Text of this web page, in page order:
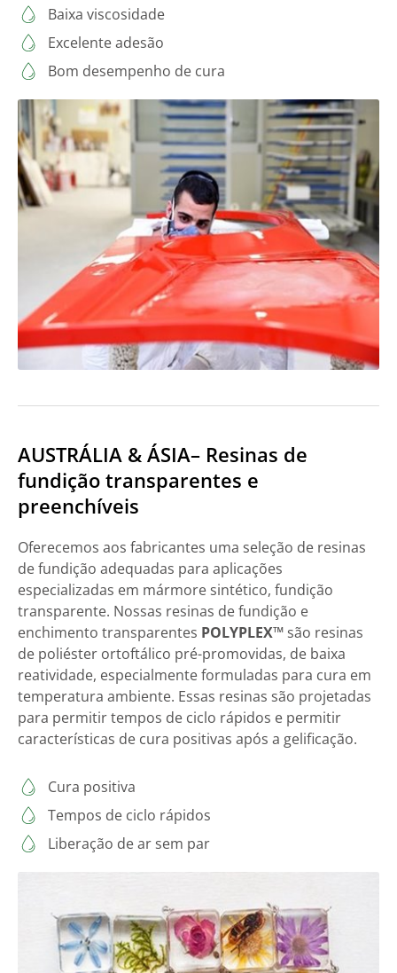
Baixa viscosidade
Excelente adesão
Bom desempenho de cura
AUSTRÁLIA & ÁSIA– Resinas de
fundição transparentes e
preenchíveis
Oferecemos aos fabricantes uma seleção de resinas
de fundição adequadas para aplicações
especializadas em mármore sintético, fundição
transparente. Nossas resinas de fundição e
enchimento transparentes POLYPLEX™ são resinas
de poliéster ortoftálico pré-promovidas, de baixa
reatividade, especialmente formuladas para cura em
temperatura ambiente. Essas resinas são projetadas
para permitir tempos de ciclo rápidos e permitir
características de cura positivas após a gelificação.
Cura positiva
Tempos de ciclo rápidos
Liberação de ar sem par